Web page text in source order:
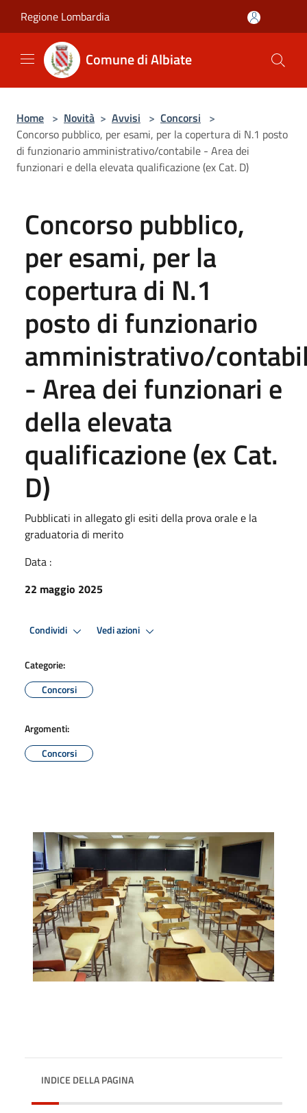
Regione Lombardia
Comune di Albiate
Home > Novità > Avvisi > Concorsi >
Concorso pubblico, per esami, per la copertura di N.1 posto
di funzionario amministrativo/contabile - Area dei
funzionari e della elevata qualificazione (ex Cat. D)
Concorso pubblico,
per esami, per la
copertura di N.1
posto di funzionario
amministrativo/
- Area dei funzionari e
della elevata
qualificazione (ex Cat.
D)
Pubblicati in allegato gli esiti della prova orale e la
graduatoria di merito
Data :
22 maggio 2025
Condividi Vedi azioni
Categorie:
Concorsi
Argomenti:
Concorsi
INDICE DELLA PAGINA